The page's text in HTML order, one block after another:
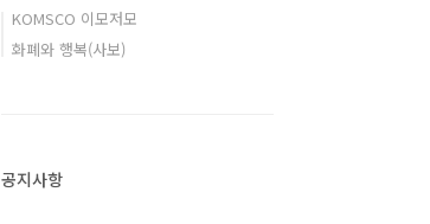
KOMSCO 이모저모
화폐와 행복(사보)
공지사항